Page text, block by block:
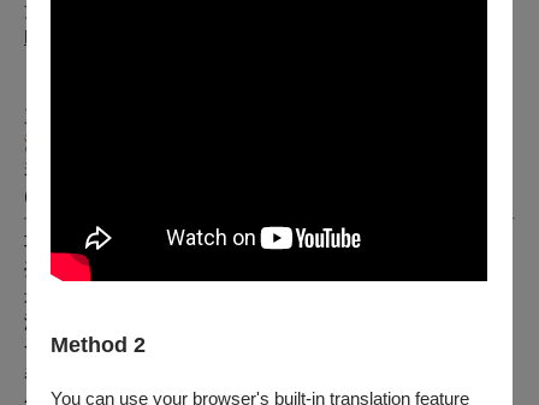
Method 2
You can use your browser's built-in translation feature
方式2. E-mail、或傳真申請：於退票截止日前下載申請表
https://reurl.cc/dx5WjD
三、向主辦單位購買之有價票券者，請洽
演藝術科王妍壹小姐
若有其他疑問，請洽詢OPENTIX兩廳院文化生活客服中心
(02)3393-9888 (每日09:00-20:00)
巧然懾心魂 絕夢之處猶見春
臺灣豫劇團本土系列以豫劇聲腔融合臺灣風情，蘊藉這塊土地
最溫暖真摯的詩篇。《曹公外傳》再現先賢曹謹公之甘霖德
澤，《阿彌陀埤》透過鄉野傳奇書寫父子親情，《美人尖》由
命運原罪的詛咒牽連出「美人無美命」的悲喜交集，《梅山
春》苦盡甘來猶盼春天。
今隆重推出《金蓮纏夢》，從「紅顏雖老心猶暖，驀然回首淚